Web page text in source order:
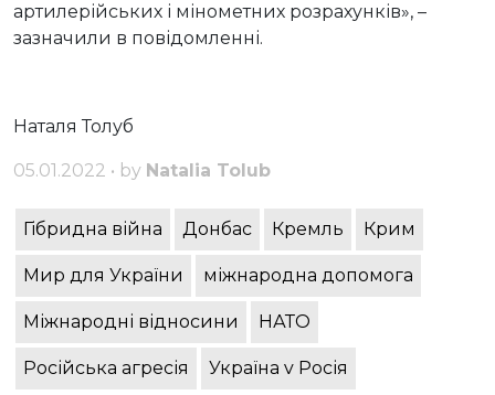
артилерійських і мінометних розрахунків», –
зазначили в повідомленні.
Наталя Толуб
05.01.2022 • by Natalia Tolub
Гібридна війна Донбас Кремль Крим
Мир для України міжнародна допомога
Міжнародні відносини НАТО
Російська агресія Україна v Росія